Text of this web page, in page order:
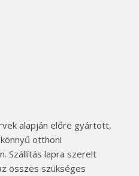
alapján előre gyártott,
otthoni
Szállítás lapra szerelt
összes szükséges